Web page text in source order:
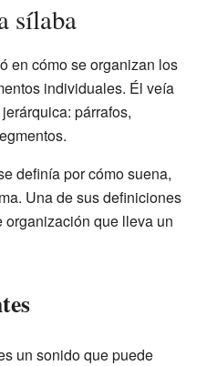
sílaba
en cómo se organizan los
individuales. Él veía
párrafos,
definía por cómo suena,
Una de sus definiciones
que lleva un
un sonido que puede